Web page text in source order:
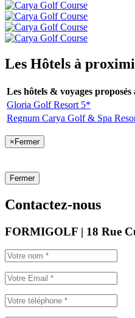
Les Hôtels à
Les hôtels & voyages proposés
Gloria Golf Resort 5*
Regnum Carya Golf & Spa
×Fermer
Fermer
Contactez-nous
FORMIGOLF | 18 Rue